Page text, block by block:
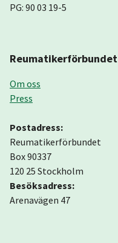
PG: 90 03 19-5
Reumatikerförbundet
Om oss
Press
Postadress:
Reumatikerförbundet
Box 90337
120 25 Stockholm
Besöksadress:
Arenavägen 47